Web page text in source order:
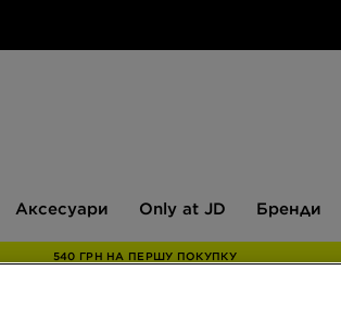
Аксесуари
JD
Only at JD Бренди
540 ГРН НА ПЕРШУ ПОКУПКУ